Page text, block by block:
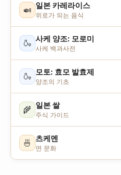
🍛 일본 카레라이스
위로가 되는 음식
🍶 사케 양조: 모로미
사케 백과사전
🍶 모토: 효모 발효제
양조의 기초
🌾 일본 쌀
주식 가이드
🍜 츠케멘
면 문화